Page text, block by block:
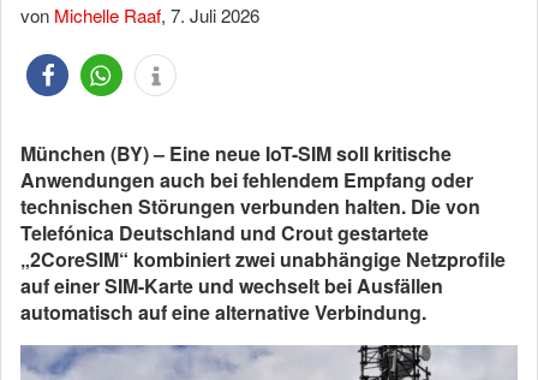
von Michelle Raaf, 7. Juli 2026
München (BY) – Eine neue IoT-SIM soll kritische
Anwendungen auch bei fehlendem Empfang oder
technischen Störungen verbunden halten. Die von
Telefónica Deutschland und Crout gestartete
„2CoreSIM“ kombiniert zwei unabhängige Netzprofile
auf einer SIM-Karte und wechselt bei Ausfällen
automatisch auf eine alternative Verbindung.